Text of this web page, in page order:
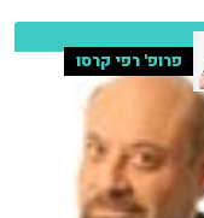
פרופ' רפי קרסו